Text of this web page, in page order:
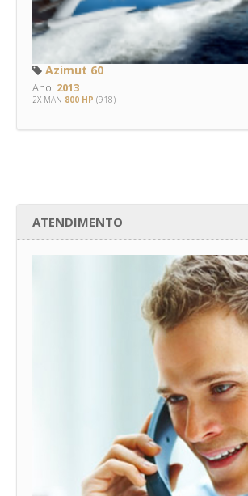
Azimut 60
Ano: 2013
2X MAN 800 HP (918)
ATENDIMENTO